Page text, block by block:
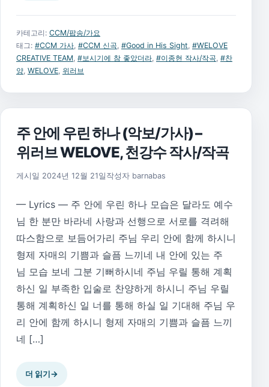
카테고리: CCM/팝송/가요
태그: #CCM 가사, #CCM 신곡, #Good in His Sight, #WELOVE
CREATIVE TEAM, #보시기에 참 좋았더라, #이종현 작사/작곡, #찬
양, WELOVE, 위러브
주 안에 우린 하나 (악보/가사) –
위러브 WELOVE, 천강수 작사/작곡
게시일 2024년 12월 21일 2025년 11월 17일
작성자 barnabas
— Lyrics — 주 안에 우린 하나 모습은 달라도 예수
님 한 분만 바라네 사랑과 선행으로 서로를 격려해
따스함으로 보듬어가리 주님 우리 안에 함께 하시니
형제 자매의 기쁨과 슬픔 느끼네 내 안에 있는 주
님 모습 보네 그분 기뻐하시네 주님 우릴 통해 계획
하신 일 부족한 입술로 찬양하게 하시니 주님 우릴
통해 계획하신 일 너를 통해 하실 일 기대해 주님 우
리 안에 함께 하시니 형제 자매의 기쁨과 슬픔 느끼
네 […]
더 읽기→